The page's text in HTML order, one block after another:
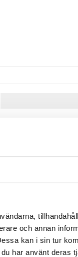
och annan
kan i sin tur
har använt deras
Animagic Let's Glo
Axolotl Självlysande
ANIMAGIC
198 kr